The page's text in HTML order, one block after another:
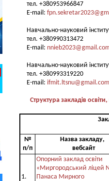
тел. +380953966847
E-mail:
Навчально-науковий
тел. +380990313472
E-mail:
Навчально-науковий
тел. +380993319220
E-mail: ifmit.ltsnu@gmail.com
Структура закладів
№
п/п
Назва закладу,
вебсайт
1.
Опорний заклад освіти
«Миргородський ліцей
Панаса Мирного